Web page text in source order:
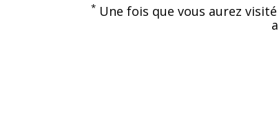
* Une fois que vous aurez